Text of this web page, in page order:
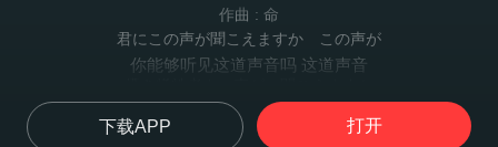
作曲 : 命
君にこの声が聞こえますか この声が
你能够听见这道声音吗 这道声音
虚幻的牺牲者啊 能听见这道声音吗
今もまだ 鼓膜 こびり付いた罵声に
下载APP 打开